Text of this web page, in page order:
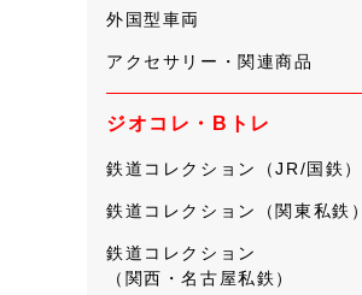
外国型車両
アクセサリー・関連商品
ジオコレ・Bトレ
鉄道コレクション（JR/国鉄）
鉄道コレクション（関東私鉄）
鉄道コレクション
（関西・名古屋私鉄）